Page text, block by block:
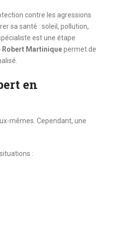
contre les agressions
sa santé : soleil, pollution,
est une étape
Robert Martiniquepermet de
en
mêmes. Cependant, une
: